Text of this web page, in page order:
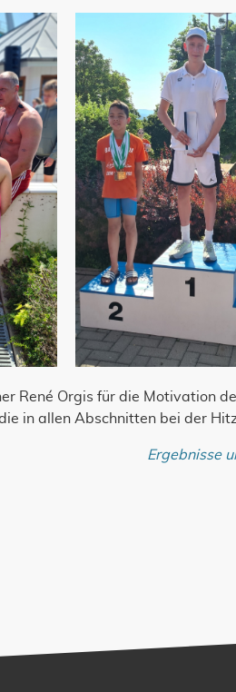
René Orgis für die Motivation
in allen Abschnitten bei der
Ergebnisse